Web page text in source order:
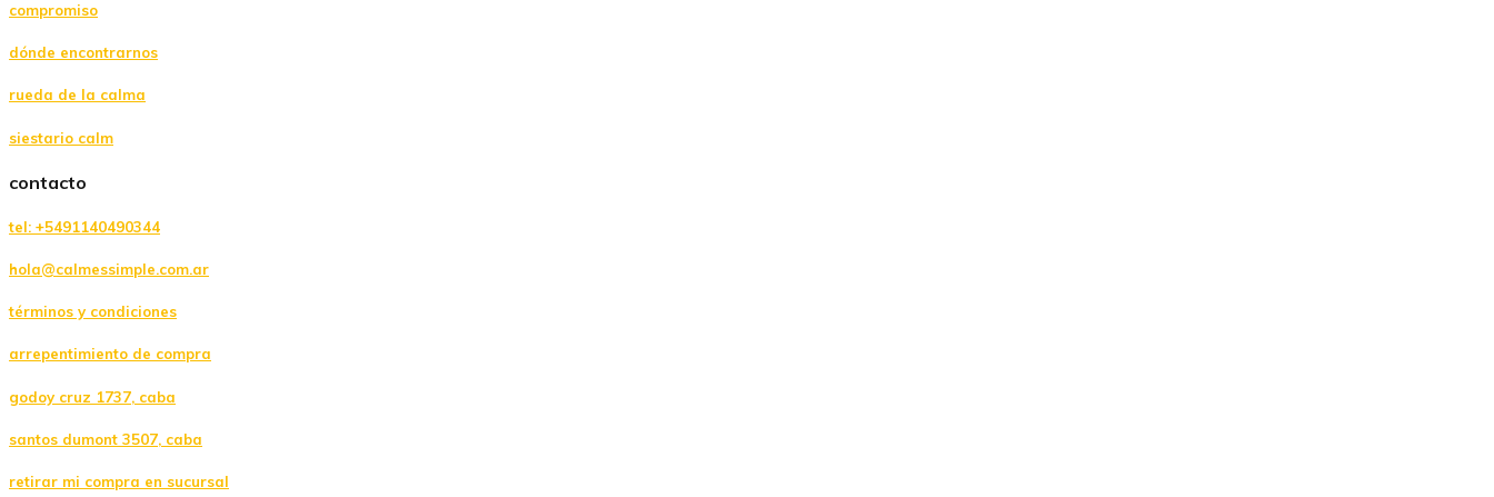
compromiso
dónde encontrarnos
rueda de la calma
siestario calm
contacto
tel: +5491140490344
hola@calmessimple.com.ar
términos y condiciones
arrepentimiento de compra
godoy cruz 1737, caba
santos dumont 3507, caba
retirar mi compra en sucursal